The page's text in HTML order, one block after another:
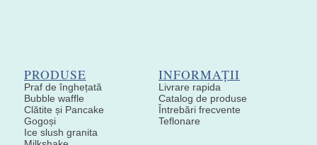
PRODUSE
Praf de înghețată
Bubble waffle
Clătite și Pancake
Gogoși
Ice slush granita
INFORMAȚII
Livrare rapida
Catalog de produse
Întrebări frecvente
Teflonare